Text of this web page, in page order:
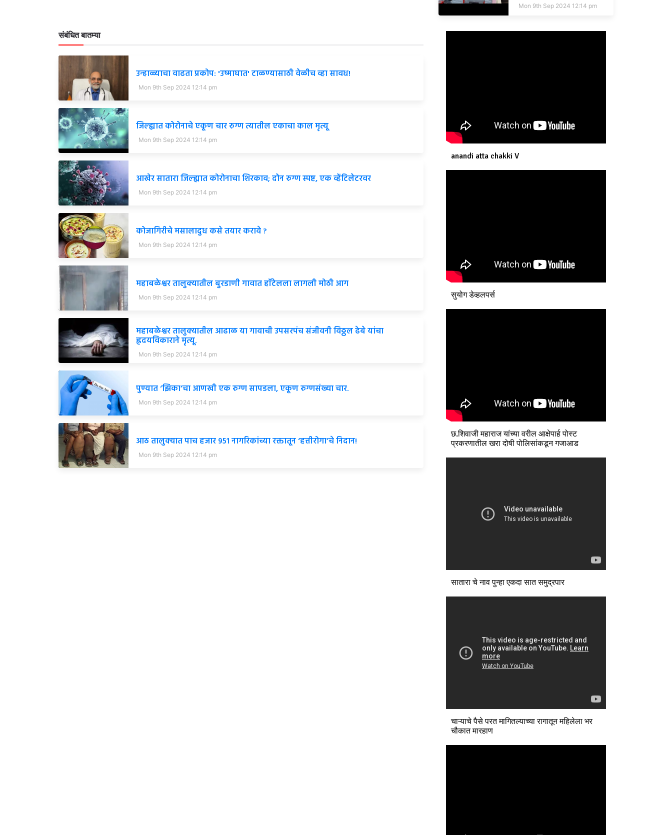
Mon 9th Sep 2024 12:14 pm
संबंधित बातम्या
उन्हाळ्याचा वाढता प्रकोप: 'उष्माघात' टाळण्यासाठी वेळीच व्हा सावध!
Mon 9th Sep 2024 12:14 pm
जिल्ह्यात कोरोनाचे एकूण चार रुग्ण त्यातील एकाचा काल मृत्यू
Mon 9th Sep 2024 12:14 pm
आखेर सातारा जिल्ह्यात कोरोनाचा शिरकाव; दोन रुग्ण स्पष्ट, एक व्हेंटिलेटरवर
Mon 9th Sep 2024 12:14 pm
कोजागिरीचे मसालादुध कसे तयार करावे ?
Mon 9th Sep 2024 12:14 pm
महाबळेश्वर तालुक्यातील बुरडाणी गावात हॉटेलला लागली मोठी आग
Mon 9th Sep 2024 12:14 pm
महाबळेश्वर तालुक्यातील आढाळ या गावाची उपसरपंच संजीवनी विठ्ठल ढेबे यांचा
ह्रदयविकाराने मृत्यू.
Mon 9th Sep 2024 12:14 pm
पुण्यात ‘झिका’चा आणखी एक रुग्ण सापडला, एकूण रुग्णसंख्या चार.
Mon 9th Sep 2024 12:14 pm
आठ तालुक्यात पाच हजार ९५१ नागरिकांच्या रक्तातून ‘हत्तीरोगा’चे निदान!
Mon 9th Sep 2024 12:14 pm
anandi atta chakki V
सुयोग डेव्हलपर्स
छ.शिवाजी महाराज यांच्या वरील आक्षेपार्ह पोस्ट
प्रकरणातील खरा दोषी पोलिसांकडून गजाआड
सातारा चे नाव पुन्हा एकदा सात समुद्रपार
चाऱ्याचे पैसे परत मागितल्याच्या रागातून महिलेला भर
चौकात मारहाण